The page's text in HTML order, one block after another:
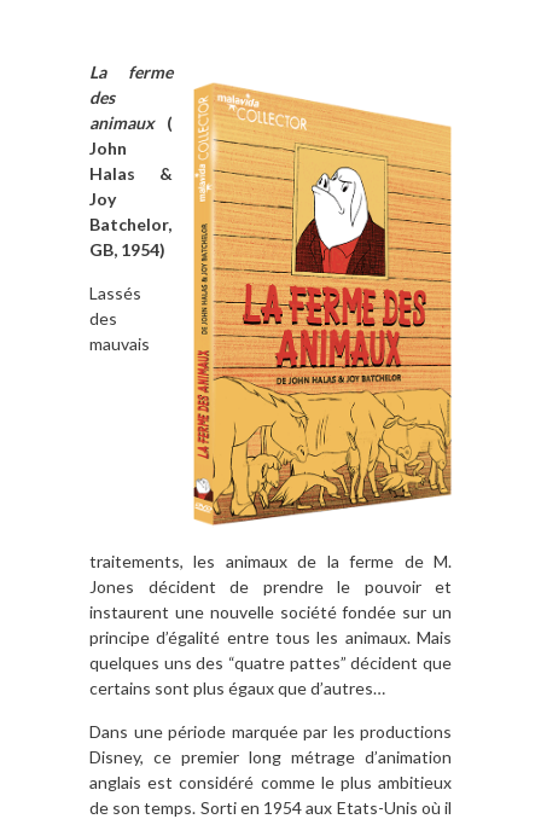
La ferme
des
animaux(
John
Halas &
Joy
Batchelor,
GB, 1954)
Lassés
des
mauvais
traitements, les animaux de la ferme de M.
Jones décident de prendre le pouvoir et
instaurent une nouvelle société fondée sur un
principe d’égalité entre tous les animaux. Mais
quelques uns des “quatre pattes” décident que
certains sont plus égaux que d’autres…
Dans une période marquée par les productions
Disney, ce premier long métrage d’animation
anglais est considéré comme le plus ambitieux
de son temps. Sorti en 1954 aux Etats-Unis où il